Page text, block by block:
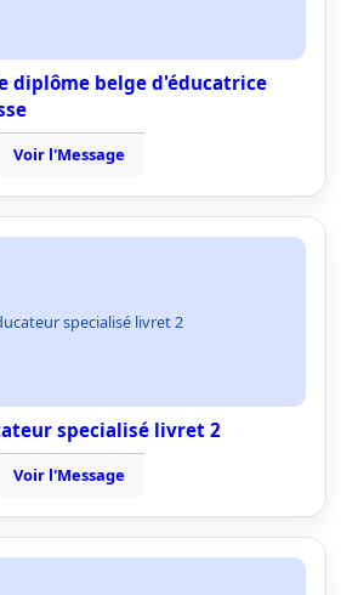
diplôme belge d'éducatrice
Voir l'Message
specialisé livret 2
specialisé livret 2
Voir l'Message